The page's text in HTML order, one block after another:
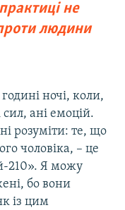
не
людини
ночі, коли,
ані емоцій.
розуміти: те, що
чоловіка, – це
210». Я можу
бо вони
із цим